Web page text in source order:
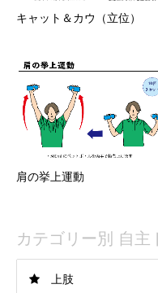
キャット＆カウ（立位）
肩の挙上運動
カテゴリー別 自主
上肢